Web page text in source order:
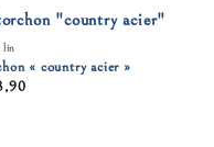
lin
« country acier »